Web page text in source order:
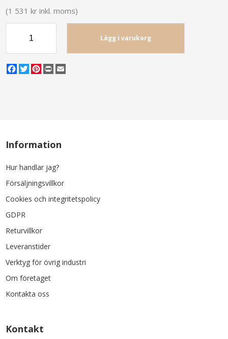
(1 531 kr inkl. moms)
Lägg i varukorg
Facebook
TwitterPinterest
Print
Information
Hur handlar jag?
Försäljningsvillkor
Cookies och integritetspolicy
GDPR
Returvillkor
Leveranstider
Verktyg för övrig industri
Om företaget
Kontakta oss
Kontakt